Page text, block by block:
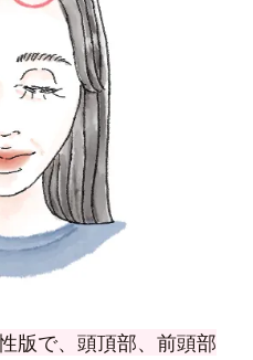
版で、頭頂部、前頭部